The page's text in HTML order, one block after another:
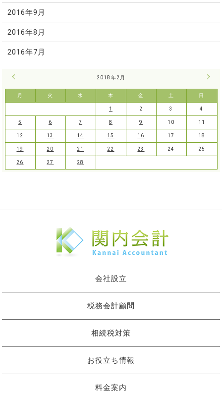
2016年9月
2016年8月
2016年7月
2018年2月
月 火 水 木 金 土 日
3月
1 2 3 4
5 6 7 8 9 10 11
12 13 14 15 16 17 18
19 20 21 22 23 24 25
26 27 28
会社設立
税務会計顧問
相続税対策
お役立ち情報
料金案内